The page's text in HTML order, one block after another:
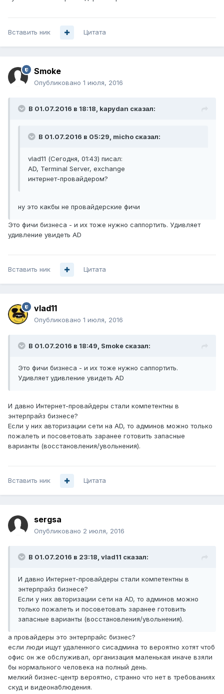
Вставить ник Цитата
Smoke
Опубликовано 1 июля, 2016
В 01.07.2016 в 18:18, kapydan сказал:
В 01.07.2016 в 05:29, micho сказал:
vlad11 (Сегодня, 01:43) писал:
AD, Terminal Server, exchange
интернет-провайдером?
ну это какбы не провайдерские фичи
Это фичи бизнеса - и их тоже нужно саппортить. Удивляет
удивление увидеть AD
Вставить ник Цитата
vlad11
Опубликовано 1 июля, 2016
В 01.07.2016 в 18:49, Smoke сказал:
Это фичи бизнеса - и их тоже нужно саппортить.
Удивляет удивление увидеть AD
И давно Интернет-провайдеры стали компетентны в
энтерпрайз бизнесе?
Если у них авторизации сети на AD, то админов можно только
пожалеть и посоветовать заранее готовить запасные
варианты (восстановления/увольнения).
Вставить ник Цитата
sergsa
Опубликовано 2 июля, 2016
В 01.07.2016 в 23:18, vlad11 сказал:
И давно Интернет-провайдеры стали компетентны в
энтерпрайз бизнесе?
Если у них авторизации сети на AD, то админов можно
только пожалеть и посоветовать заранее готовить
запасные варианты (восстановления/увольнения).
а провайдеры это энтерпрайс бизнес?
если люди ищут удаленного сисадмина то вероятно хотят чтоб
офис он же обслуживал, организация маленькая иначе взяли
бы нормального человека на полный день.
мелкий бизнес-центр вероятно, странно что нет в требованиях
скуд и видеонаблюдения.